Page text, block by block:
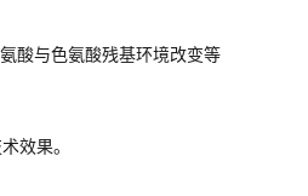
酸与色氨酸残基环境改变等
效果。